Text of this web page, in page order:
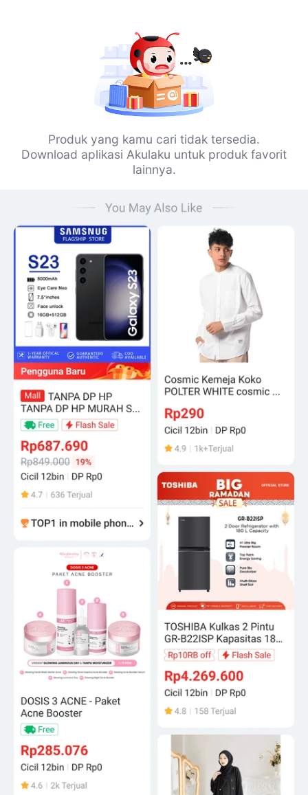
Produk yang kamu cari tidak tersedia.
Download aplikasi Akulaku untuk produk favorit
lainnya.